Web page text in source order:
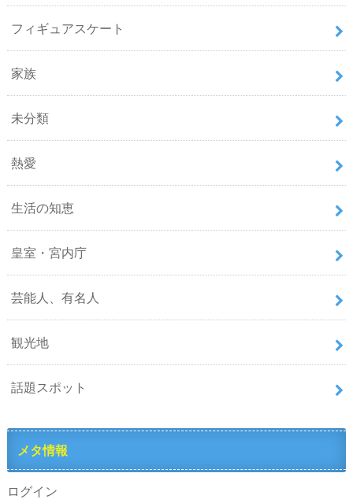
フィギュアスケート
家族
未分類
熱愛
生活の知恵
皇室・宮内庁
芸能人、有名人
観光地
話題スポット
メタ情報
ログイン